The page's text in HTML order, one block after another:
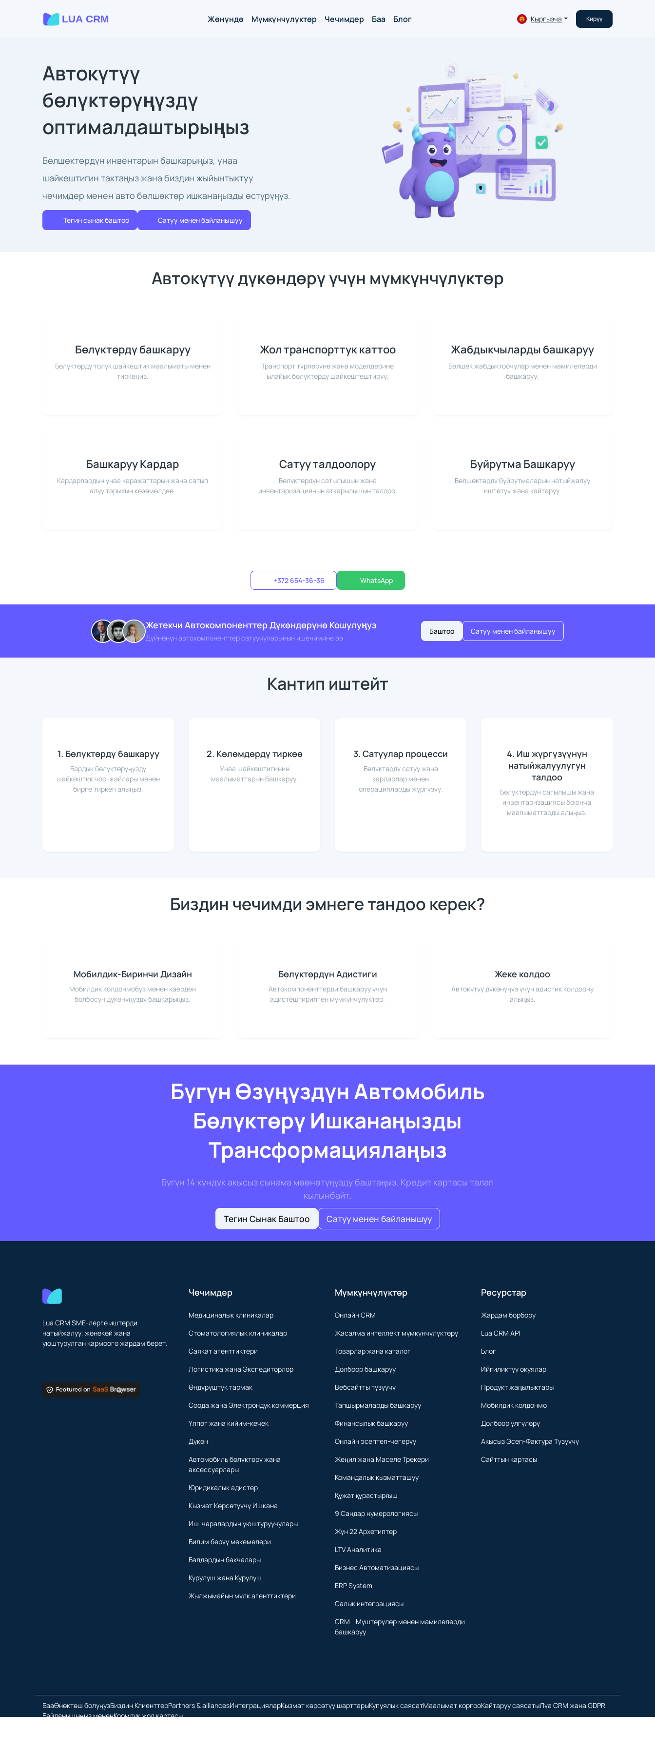
Жөнүндө Мүмкүнчүлүктөр Чечимдер Баа Блог Кыргызча Кирүү
Автокүтүү
бөлүктөрүңүздү
оптималдаштырыңыз
Бөлшөктөрдүн инвентарын башкарыңыз, унаа
шайкештигин тактаңыз жана биздин жыйынтыктуу
чечимдер менен авто бөлшөктөр ишканаңызды өстүрүңүз.
Тегин сынак баштоо Сатуу менен байланышуу
Автокүтүү дүкөндөрү үчүн мүмкүнчүлүктөр
Бөлүктөрдү башкаруу
Бөлүктөрдү толук шайкештик маалыматы менен
тиркеңиз.
Жол транспорттук каттоо
Транспорт түрлөрүнө жана моделдерине
ылайык бөлүктөрдү шайкештештирүү.
Жабдыкчыларды башкаруу
Бөлшек жабдыктоочулар менен мамилелерди
башкаруу.
Башкаруу Кардар
Кардарлардын унаа каражаттарын жана сатып
алуу тарыхын көзөмөлдөө.
Сатуу талдоолору
Бөлүктөрдүн сатылышын жана
инвентаризациянын аткарылышын талдоо.
Буйрутма Башкаруу
Бөлшөктөрдү буйрутмаларын натыйжалуу
иштетүү жана кайтаруу.
+372 654-36-36 WhatsApp
Жетекчи Автокомпоненттер Дүкөндөрүнө Кошулуңуз
Дүйнөнүн автокомпоненттер сатуучуларынын ишенимине ээ
Баштоо Сатуу менен байланышуу
Кантип иштейт
1. Бөлүктөрдү башкаруу
Бардык бөлүктөрүңүздү
шайкештик чоо-жайлары менен
бирге тиркеп алыңыз.
2. Көлөмдөрдү тиркөө
Унаа шайкештигинин
маалыматтарын башкаруу.
3. Сатуулар процесси
Бөлүктөрдү сатуу жана
кардарлар менен
операцияларды жүргүзүү.
4. Иш жүргүзүүнүн
натыйжалуулугун
талдоо
Бөлүктөрдүн сатылышы жана
инвентаризациясы боюнча
маалыматтарды алыңыз.
Биздин чечимди эмнеге тандоо керек?
Мобилдик-Биринчи Дизайн
Мобилдик колдонмобуз менен каерден
болбосун дүкөнүңүздү башкарыңыз.
Бөлүктөрдүн Адистиги
Автокомпоненттерди башкаруу үчүн
адистештирилген мүмкүнчүлүктөр.
Жеке колдоо
Автокүтүү дүкөнүңүз үчүн адистик колдоону
алыңыз.
Бүгүн Өзүңүздүн Автомобиль
Бөлүктөрү Ишканаңызды
Трансформациялаңыз
Бүгүн 14 күндүк акысыз сынама мөөнөтүңүздү баштаңыз. Кредит картасы талап
кылынбайт.
Тегин Сынак Баштоо
Сатуу менен байланышуу
Lua CRM SME-лерге иштерди
натыйжалуу, жөнөкөй жана
уюштурулган кармоого жардам берет.
Чечимдер
Медициналык клиникалар
Стоматологиялык клиникалар
Саякат агенттиктери
Логистика жана Экспедиторлор
Өндүрүштүк тармак
Соода жана Электрондук коммерция
Үлпөт жана кийим-кечек
Дүкөн
Автомобиль бөлүктөрү жана
аксессуарлары
Юридикалык адистер
Кызмат Көрсөтүүчү Ишкана
Иш-чаралардын уюштуруучулары
Билим берүү мекемелери
Балдардын бакчалары
Курулуш жана Курулуш
Жылжымайын мүлк агенттиктери
Мүмкүнчүлүктөр
Онлайн CRM
Жасалма интеллект мүмкүнчүлүктөрү
Товарлар жана каталог
Долбоор башкаруу
Вебсайтты түзүүчү
Тапшырмаларды башкаруу
Финансылык башкаруу
Онлайн эсептеп-чегерүү
Жеңил жана Маселе Трекери
Командалык кызматташуу
Құжат құрастырғыш
9 Сандар нумерологиясы
Жүн 22 Архетиптер
LTV Аналитика
Бизнес Автоматизациясы
ERP System
Салык интеграциясы
CRM - Мүштөрүлөр менен мамилелерди
башкаруу
Ресурстар
Жардам борбору
Lua CRM API
Блог
Ийгиликтүү окуялар
Продукт жаңылыктары
Мобилдик колдонмо
Долбоор үлгүлөрү
Акысыз Эсеп-Фактура Түзүүчү
Сайттын картасы
БааӨнөктөш болуңузБиздин КлиенттерPartners & alliancesИнтеграцияларКызмат көрсөтүү шарттарыКупуялык саясатМаалымат коргооКайтаруу саясатыЛүа CRM жана GDPR
Байланышыңыз мененКоомдук жол картасы